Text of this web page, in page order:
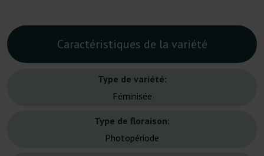
Caractéristiques de la variété
Type de variété:
Féminisée
Type de floraison:
Photopériode